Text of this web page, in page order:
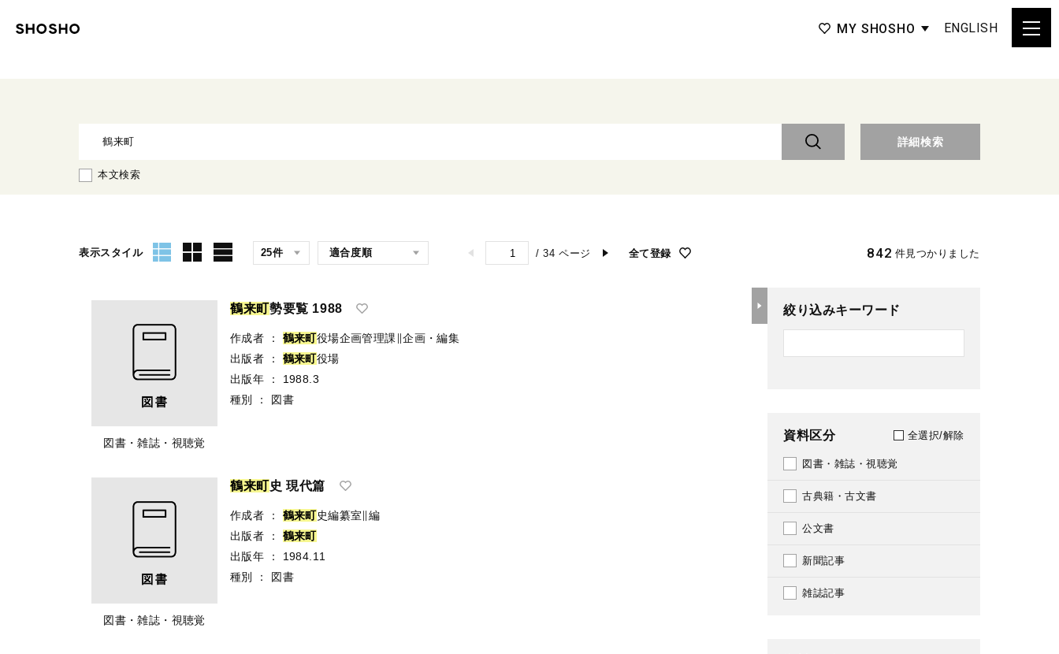
MY SHOSHO ENGLISH
詳細検索
本文検索
表示スタイル / 34 ページ 全て登録 842 件見つかりました
図書・雑誌・視聴覚
鶴来町勢要覧 1988
作成者 ： 鶴来町役場企画管理課∥企画・編集
出版者
： 鶴来町役場
出版年
：
1988.3
種別
： 図書
図書・雑誌・視聴覚
鶴来町史 現代篇
作成者 ： 鶴来町史編纂室∥編
出版者
： 鶴来町
出版年
：
1984.11
種別
： 図書
絞り込みキーワード
資料区分 全選択/解除
図書・雑誌・視聴覚
古典籍・古文書
公文書
新聞記事
雑誌記事